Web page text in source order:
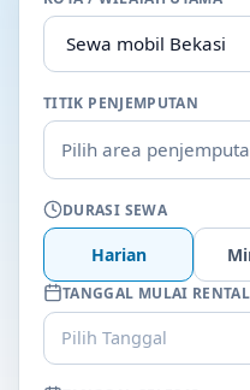
TITIK PENJEMPUTAN
Pilih area
DURASI SEWA
Harian
TANGGAL MULAI RENTAL
Pilih Tanggal